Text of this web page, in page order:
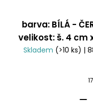
barva: BÍLÁ -
velikost: š. 4 cm
Skladem (>10 ks) |